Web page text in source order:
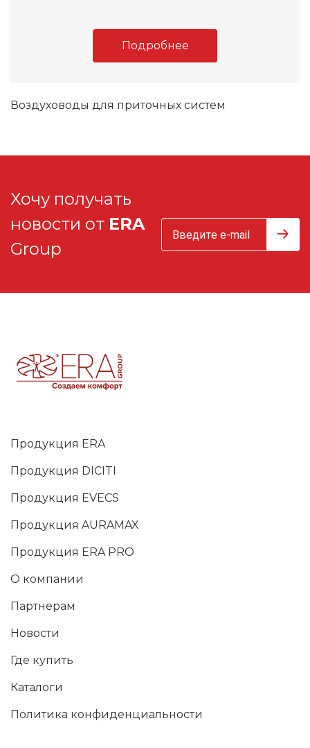
Подробнее
Воздуховоды для приточных систем
Хочу получать
новости от ERA
Group
Продукция ERA
Продукция DICITI
Продукция EVECS
Продукция AURAMAX
Продукция ERA PRO
О компании
Партнерам
Новости
Где купить
Каталоги
Политика конфиденциальности